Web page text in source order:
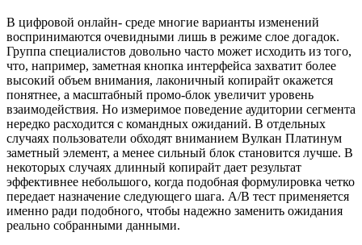
В цифровой онлайн- среде многие варианты изменений
воспринимаются очевидными лишь в режиме слое догадок.
Группа специалистов довольно часто может исходить из того,
что, например, заметная кнопка интерфейса захватит более
высокий объем внимания, лаконичный копирайт окажется
понятнее, а масштабный промо-блок увеличит уровень
взаимодействия. Но измеримое поведение аудитории сегмента
нередко расходится с командных ожиданий. В отдельных
случаях пользователи обходят вниманием Вулкан Платинум
заметный элемент, а менее сильный блок становится лучше. В
некоторых случаях длинный копирайт дает результат
эффективнее небольшого, когда подобная формулировка четко
передает назначение следующего шага. A/B тест применяется
именно ради подобного, чтобы надежно заменить ожидания
реально собранными данными.